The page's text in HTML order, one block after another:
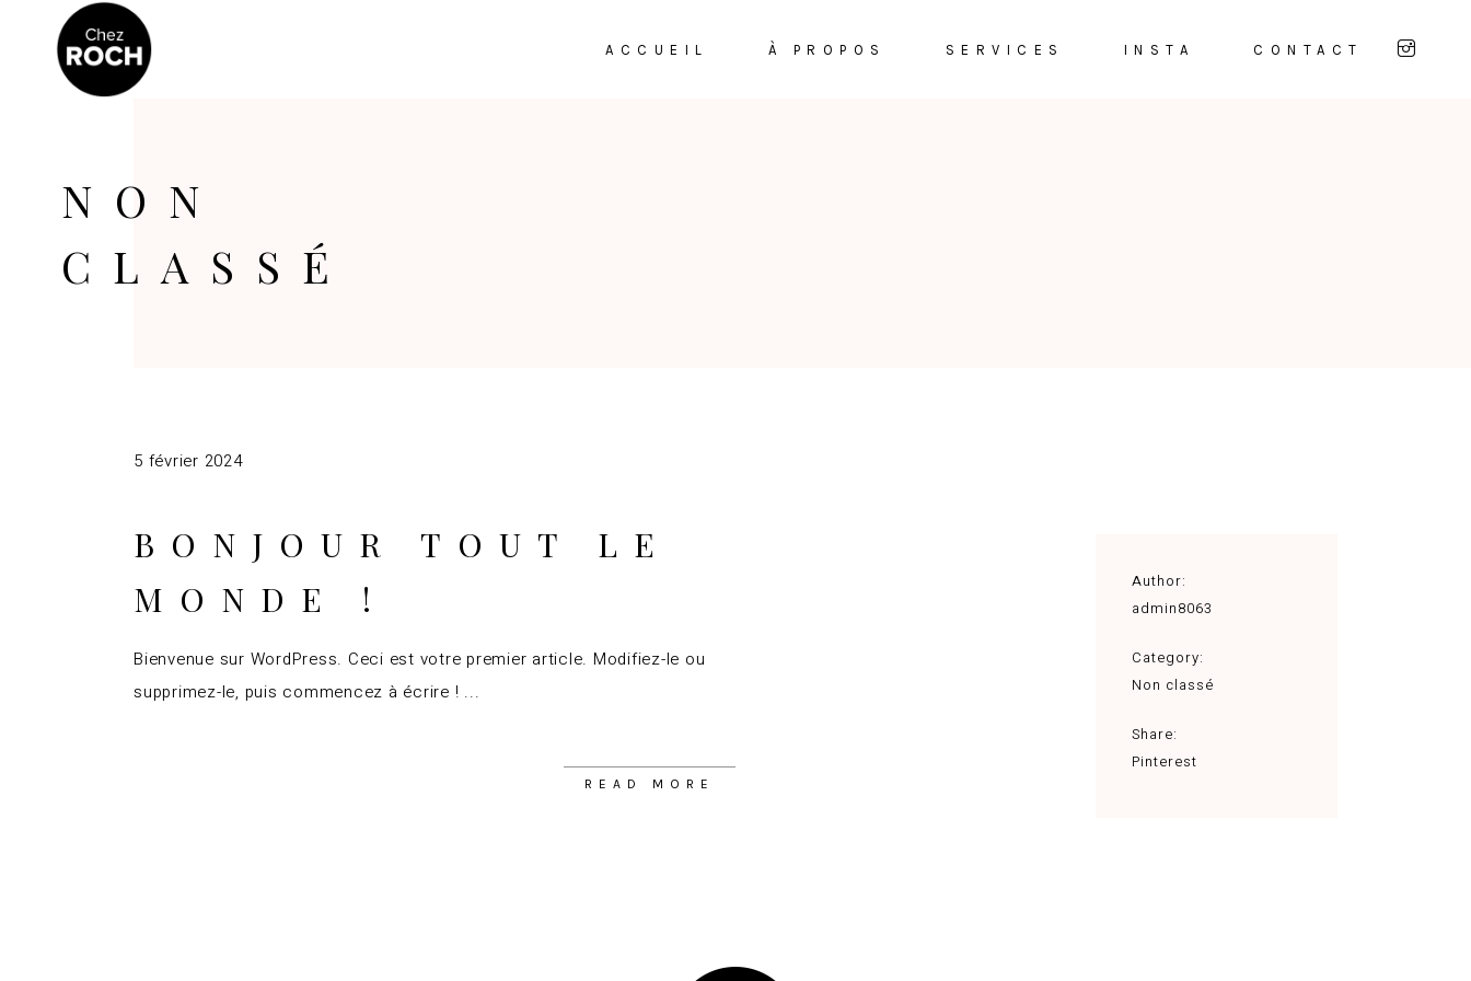
ACCUEIL À PROPOS SERVICES INSTA CONTACT
NON
CLASSÉ
5 février 2024
BONJOUR TOUT LE
MONDE !
Bienvenue sur WordPress. Ceci est votre premier article. Modifiez-le ou
supprimez-le, puis commencez à écrire !
READ MORE
Author:
admin8063
Category:
Non classé
Share:
Pinterest